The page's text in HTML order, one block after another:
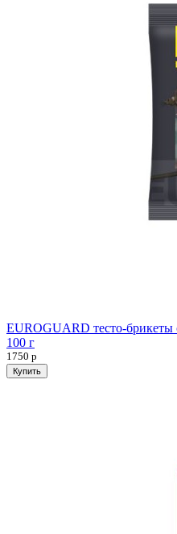
EUROGUARD тесто-
100 г
1750 р